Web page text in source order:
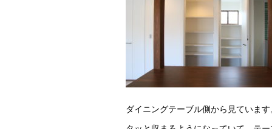
ダイニングテーブル側から見ていま